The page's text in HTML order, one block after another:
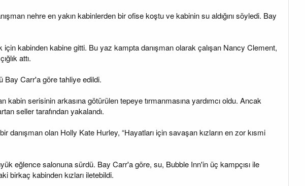
nehre en yakın kabinlerden bir ofise koştu ve kabinin su aldığını söyledi. Bay
için kabinden kabine gitti. Bu yaz kampta danışman olarak çalışan Nancy Clement,
attı.
Bay Carr'a göre tahliye edildi.
kabin serisinin arkasına götürülen tepeye tırmanmasına yardımcı oldu. Ancak
seller tarafından yakalandı.
olan Holly Kate Hurley, “Hayatları için savaşan kızların en zor kısmi
eğlence salonuna sürdü. Bay Carr'a göre, su, Bubble Inn'in üç kampçısı ile
birkaç kabinden kızları iletebildi.